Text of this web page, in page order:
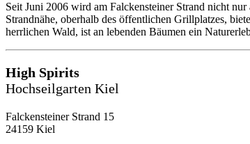
Seit Juni 2006 wird am Falckensteiner Strand nicht
Strandnähe, oberhalb des öffentlichen Grillplatzes,
herrlichen Wald, ist an lebenden Bäumen ein
High Spirits
Hochseilgarten Kiel
Falckensteiner Strand 15
24159 Kiel